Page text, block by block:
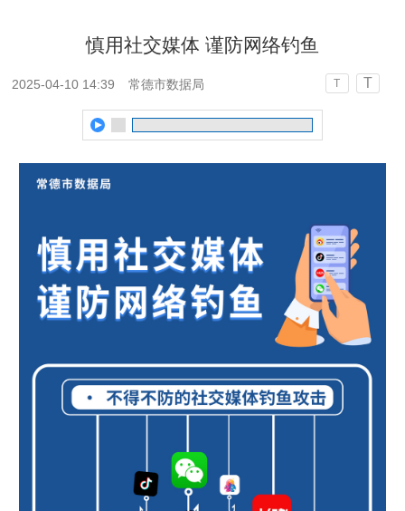
慎用社交媒体 谨防网络钓鱼
2025-04-10 14:39 常德市数据局 T T